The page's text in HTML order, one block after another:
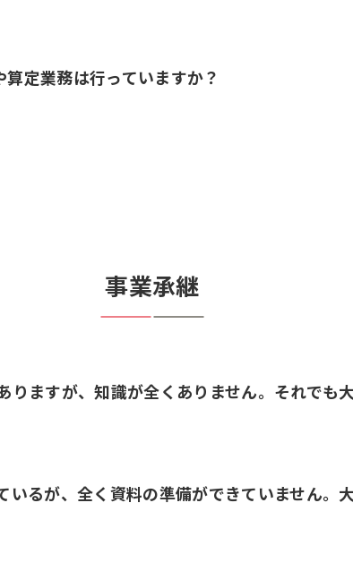
定業務は行っていますか？
事業承継
りますが、知識が全くありません。それでも
いるが、全く資料の準備ができていません。